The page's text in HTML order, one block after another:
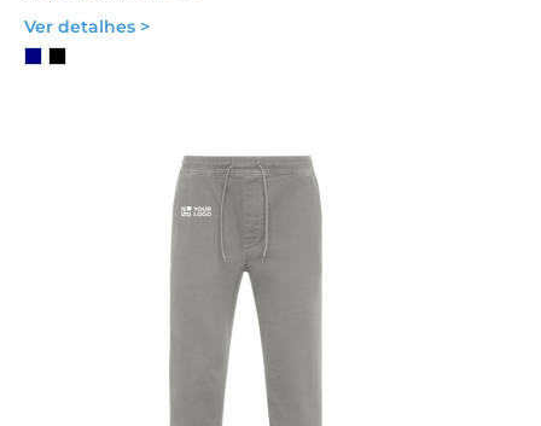
Ver detalhes >